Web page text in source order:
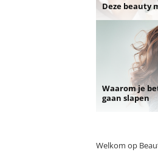
Deze beauty
Waarom je
gaan slapen
Welkom op